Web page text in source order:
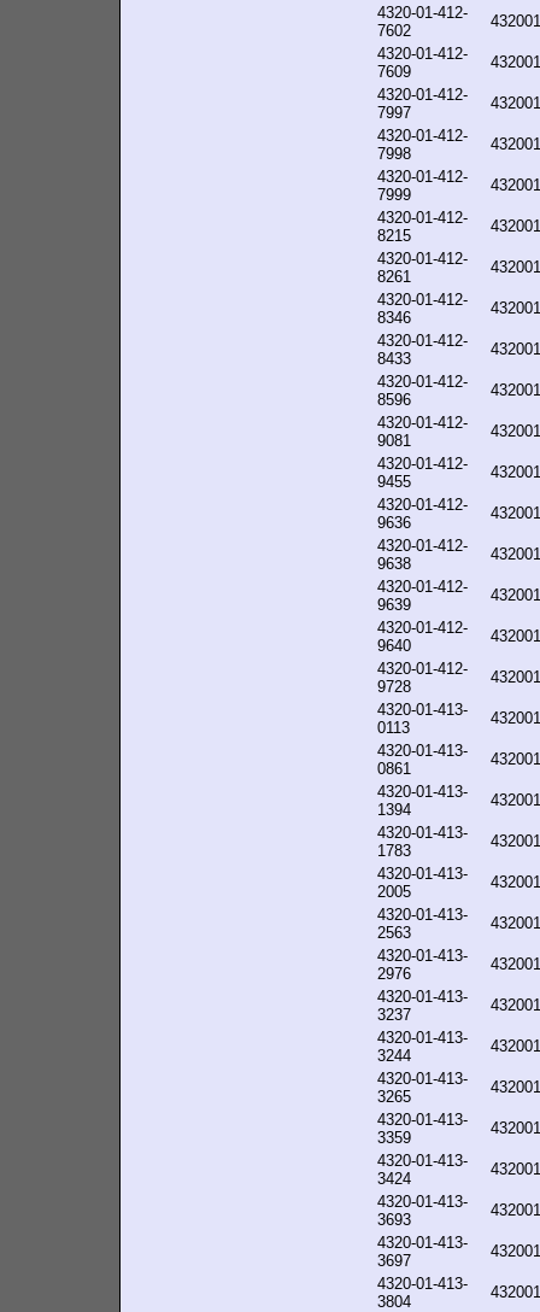
4320-01-412-
7602
4320-01-412-
7609
4320-01-412-
7997
4320-01-412-
7998
4320-01-412-
7999
4320-01-412-
8215
4320-01-412-
8261
4320-01-412-
8346
4320-01-412-
8433
4320-01-412-
8596
4320-01-412-
9081
4320-01-412-
9455
4320-01-412-
9636
4320-01-412-
9638
4320-01-412-
9639
4320-01-412-
9640
4320-01-412-
9728
4320-01-413-
0113
4320-01-413-
0861
4320-01-413-
1394
4320-01-413-
1783
4320-01-413-
2005
4320-01-413-
2563
4320-01-413-
2976
4320-01-413-
3237
4320-01-413-
3244
4320-01-413-
3265
4320-01-413-
3359
4320-01-413-
3424
4320-01-413-
3693
4320-01-413-
3697
4320-01-413-
3804